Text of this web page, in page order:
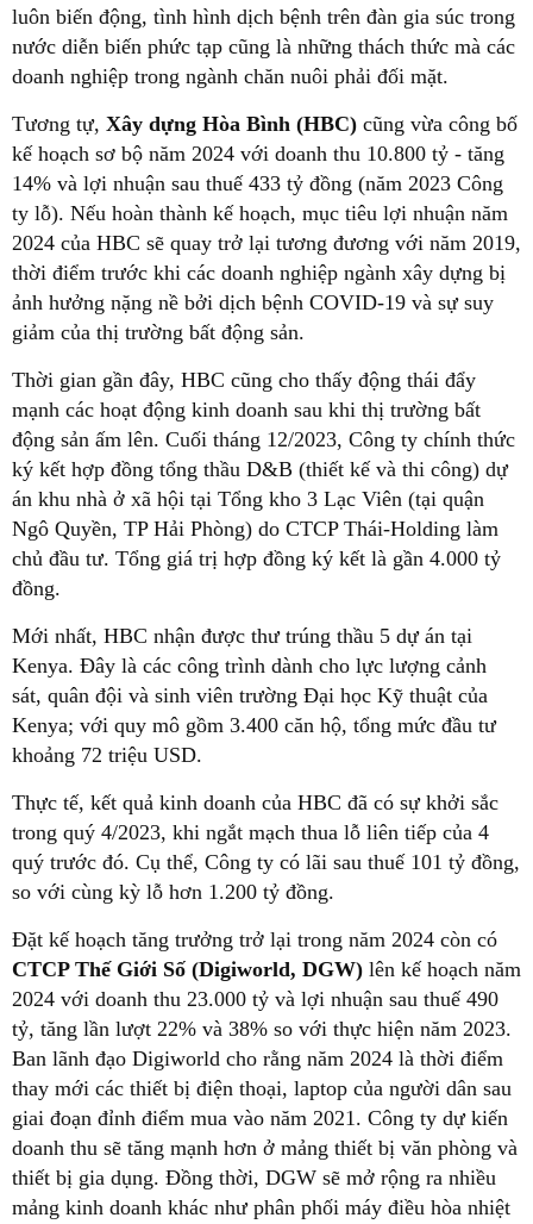
luôn biến động, tình hình dịch bệnh trên đàn gia súc trong
nước diễn biến phức tạp cũng là những thách thức mà các
doanh nghiệp trong ngành chăn nuôi phải đối mặt.
Tương tự, Xây dựng Hòa Bình (HBC) cũng vừa công bố
kế hoạch sơ bộ năm 2024 với doanh thu 10.800 tỷ - tăng
14% và lợi nhuận sau thuế 433 tỷ đồng (năm 2023 Công
ty lỗ). Nếu hoàn thành kế hoạch, mục tiêu lợi nhuận năm
2024 của HBC sẽ quay trở lại tương đương với năm 2019,
thời điểm trước khi các doanh nghiệp ngành xây dựng bị
ảnh hưởng nặng nề bởi dịch bệnh COVID-19 và sự suy
giảm của thị trường bất động sản.
Thời gian gần đây, HBC cũng cho thấy động thái đẩy
mạnh các hoạt động kinh doanh sau khi thị trường bất
động sản ấm lên. Cuối tháng 12/2023, Công ty chính thức
ký kết hợp đồng tổng thầu D&B (thiết kế và thi công) dự
án khu nhà ở xã hội tại Tổng kho 3 Lạc Viên (tại quận
Ngô Quyền, TP Hải Phòng) do CTCP Thái-Holding làm
chủ đầu tư. Tổng giá trị hợp đồng ký kết là gần 4.000 tỷ
đồng.
Mới nhất, HBC nhận được thư trúng thầu 5 dự án tại
Kenya. Đây là các công trình dành cho lực lượng cảnh
sát, quân đội và sinh viên trường Đại học Kỹ thuật của
Kenya; với quy mô gồm 3.400 căn hộ, tổng mức đầu tư
khoảng 72 triệu USD.
Thực tế, kết quả kinh doanh của HBC đã có sự khởi sắc
trong quý 4/2023, khi ngắt mạch thua lỗ liên tiếp của 4
quý trước đó. Cụ thể, Công ty có lãi sau thuế 101 tỷ đồng,
so với cùng kỳ lỗ hơn 1.200 tỷ đồng.
Đặt kế hoạch tăng trưởng trở lại trong năm 2024 còn có
CTCP Thế Giới Số (Digiworld, DGW) lên kế hoạch năm
2024 với doanh thu 23.000 tỷ và lợi nhuận sau thuế 490
tỷ, tăng lần lượt 22% và 38% so với thực hiện năm 2023.
Ban lãnh đạo Digiworld cho rằng năm 2024 là thời điểm
thay mới các thiết bị điện thoại, laptop của người dân sau
giai đoạn đỉnh điểm mua vào năm 2021. Công ty dự kiến
doanh thu sẽ tăng mạnh hơn ở mảng thiết bị văn phòng và
thiết bị gia dụng. Đồng thời, DGW sẽ mở rộng ra nhiều
mảng kinh doanh khác như phân phối máy điều hòa nhiệt